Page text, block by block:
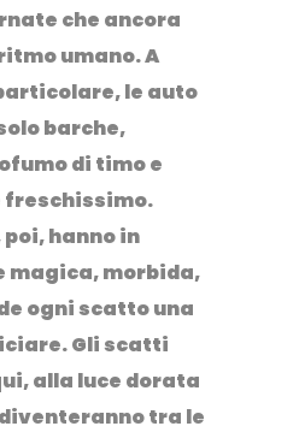
che ancora
umano. A
le auto
barche,
di timo e
freschissimo.
hanno in
magica, morbida,
ogni scatto una
Gli scatti
alla luce dorata
tra le